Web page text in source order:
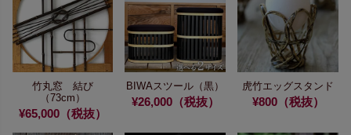
竹丸窓 結び
（73cm）
¥65,000（税抜）
BIWAスツール（黒）
¥26,000（税抜）
虎竹エッグスタンド
¥800（税抜）